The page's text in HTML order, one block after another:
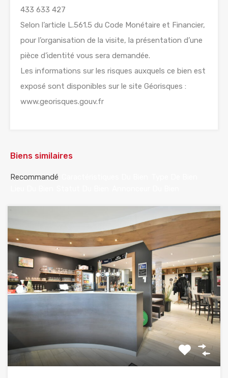
433 633 427
Selon l’article L.561.5 du Code Monétaire et Financier,
pour l’organisation de la visite, la présentation d’une
pièce d’identité vous sera demandée.
Les informations sur les risques auxquels ce bien est
exposé sont disponibles sur le site Géorisques :
www.georisques.gouv.fr
Biens similaires
Recommandé